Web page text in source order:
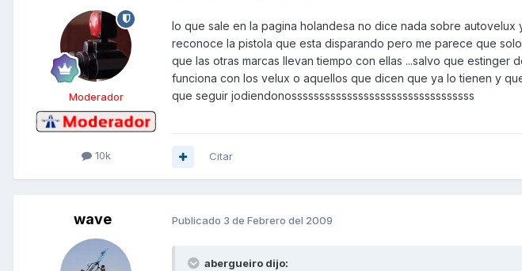
Moderador
10k
lo que sale en la pagina holandesa no dice nada sobre autovelux
reconoce la pistola que esta disparando pero me parece que
que las otras marcas llevan tiempo con ellas ...salvo que estinger
funciona con los velux o aquellos que dicen que ya lo tienen y
que seguir jodiendonosssssssssssssssssssssssssssssssss
Citar
wave Publicado 3 de Febrero del 2009
abergueiro dijo: